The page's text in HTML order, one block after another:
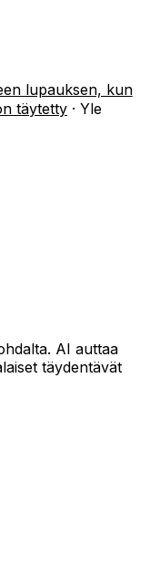
lupauksen, kun
täytetty · Yle
AI auttaa
täydentävät